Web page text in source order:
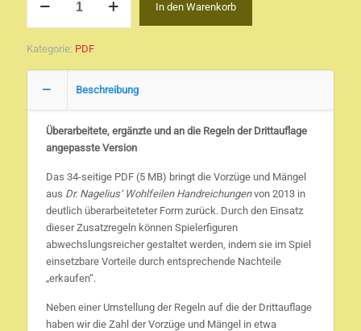
und
Mängel
für
In den Warenkorb
Kategorie: PDF
Beschreibung
Überarbeitete, ergänzte und an die Regeln der Drittauflage
angepasste Version
Das 34-seitige PDF (5 MB) bringt die Vorzüge und Mängel
aus Dr. Nagelius‘ Wohlfeilen Handreichungenvon 2013 in
deutlich überarbeiteteter Form zurück. Durch den Einsatz
dieser Zusatzregeln können Spielerfiguren
abwechslungsreicher gestaltet werden, indem sie im Spiel
einsetzbare Vorteile durch entsprechende Nachteile
„erkaufen“.
Neben einer Umstellung der Regeln auf die der Drittauflage
haben wir die Zahl der Vorzüge und Mängel in etwa